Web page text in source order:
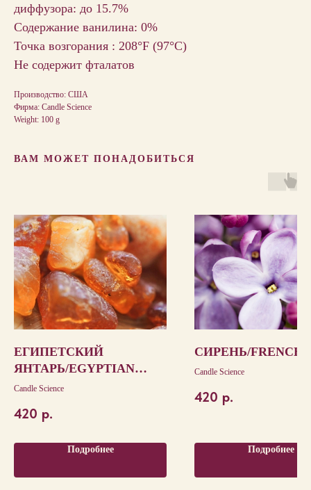
диффузора: до 15.7%
Содержание ванилина: 0%
Точка возгорания : 208°F (97°С)
Не содержит фталатов
Производство: США
Фирма: Candle Science
Weight: 100 g
ВАМ МОЖЕТ ПОНАДОБИТЬСЯ
ЕГИПЕТСКИЙ
ЯНТАРЬ/EGYPTIAN
AMBER
Candle Science
420 р.
Подробнее
СИРЕНЬ/FRENCH
Candle Science
420 р.
Подробнее